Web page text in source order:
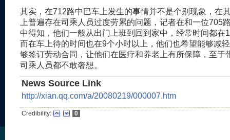
其实，在712路中巴车上发生的事情并不是个别现象，在
上普遍存在司乘人员过度劳累的问题，记者在和一位705
中得知，他们一般从出门上班到回到家中，经常时间都在
而在车上待的时间也在9个小时以上，他们也希望能够减
够签订劳动合同，让他们在医疗和养老上有所保障，至于
司乘人员都不敢奢想。
News Source Link
http://xian.qq.com/a/20080219/000007.htm
Credibility: 0